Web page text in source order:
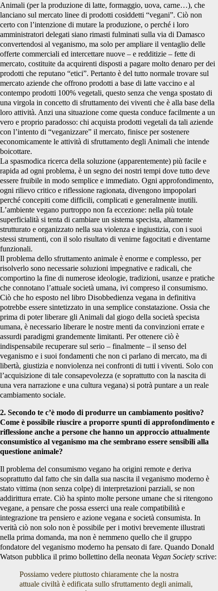
Animali (per la produzione di latte, formaggio, uova, carne…), che
lanciano sul mercato linee di prodotti cosiddetti “vegani”. Ciò non
certo con l’intenzione di mutare la produzione, o perché i loro
amministratori delegati siano rimasti fulminati sulla via di Damasco
convertendosi al veganismo, ma solo per ampliare il ventaglio delle
offerte commerciali ed intercettare nuove – e redditizie – fette di
mercato, costituite da acquirenti disposti a pagare molto denaro per dei
prodotti che reputano “etici”. Pertanto è del tutto normale trovare sul
mercato aziende che offrono prodotti a base di latte vaccino e al
contempo prodotti 100% vegetali, questo senza che venga spostato di
una virgola in concetto di sfruttamento dei viventi che è alla base della
loro attività. Anzi una situazione come questa conduce facilmente a un
vero e proprio paradosso: chi acquista prodotti vegetali da tali aziende
con l’intento di “veganizzare” il mercato, finisce per sostenere
economicamente le attività di sfruttamento degli Animali che intende
boicottare.
La spasmodica ricerca della soluzione (apparentemente) più facile e
rapida ad ogni problema, è un segno dei nostri tempi dove tutto deve
essere fruibile in modo semplice e immediato. Ogni approfondimento,
ogni rilievo critico e riflessione ragionata, divengono impopolari
perché concepiti come difficili, complicati e generalmente inutili.
L’ambiente vegano purtroppo non fa eccezione: nella più totale
superficialità si tenta di cambiare un sistema specista, altamente
strutturato e organizzato nella sua violenza e ingiustizia, con i suoi
stessi strumenti, con il solo risultato di venirne fagocitati e diventarne
funzionali.
Il problema dello sfruttamento animale è enorme e complesso, per
risolverlo sono necessarie soluzioni impegnative e radicali, che
comportino la fine di numerose ideologie, tradizioni, usanze e pratiche
che connotano l’attuale società umana, ivi compreso il consumismo.
Ciò che ho esposto nel libro Disobbedienza vegana in definitiva
potrebbe essere sintetizzato in una semplice constatazione. Ossia che
prima di poter liberare gli Animali dal giogo della società specista
umana, è necessario liberare le nostre menti da convinzioni errate e
assurdi paradigmi grandemente limitanti. Per ottenere ciò è
indispensabile recuperare sul serio – finalmente – il senso del
veganismo e i suoi fondamenti che non ci parlano di mercato, ma di
libertà, giustizia e nonviolenza nei confronti di tutti i viventi. Solo con
l’acquisizione di tale consapevolezza (e soprattutto con la nascita di
una vera narrazione e una cultura vegana) si potrà puntare a un reale
cambiamento sociale.
2. Secondo te c’è modo di produrre un cambiamento positivo?
Come è possibile riuscire a proporre spunti di approfondimento e
riflessione anche a persone che hanno un approccio attualmente
consumistico al veganismo ma che sembrano essere sensibili alla
questione animale?
Il problema del consumismo vegano ha origini remote e deriva
soprattutto dal fatto che sin dalla sua nascita il veganismo moderno è
stato vittima (non senza colpe) di interpretazioni parziali, se non
addirittura errate. Ciò ha spinto molte persone umane che si ritengono
vegane, a pensare che possa esserci una reale compatibilità e
integrazione tra pensiero e azione vegana e società consumista. In
verità ciò non solo non è possibile per i motivi brevemente illustrati
nella prima domanda, ma non è nemmeno quello che il gruppo
fondatore del veganismo moderno ha pensato di fare. Quando Donald
Watson pubblica il primo bollettino della neonata Vegan Society scrive:
Possiamo vedere piuttosto chiaramente che la nostra
attuale civiltà è edificata sullo sfruttamento degli animali,